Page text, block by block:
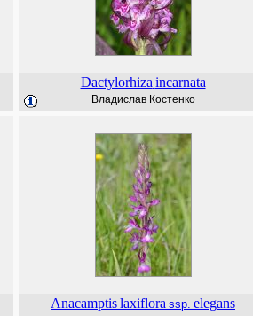
Dactylorhiza incarnata
Владислав Костенко
Anacamptislaxiflora ssp. elegans